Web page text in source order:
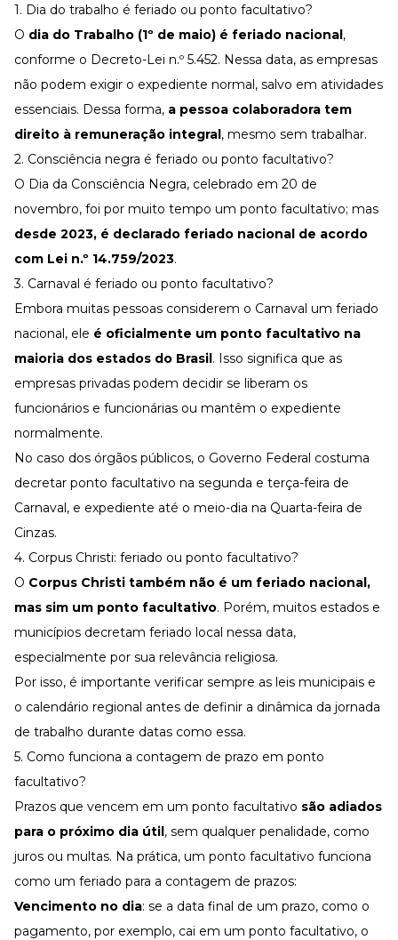
1. Dia do trabalho é feriado ou ponto facultativo?
O dia do Trabalho (1º de maio) é feriado nacional,
conforme o Decreto-Lei n.º 5.452. Nessa data, as empresas
não podem exigir o expediente normal, salvo em atividades
essenciais. Dessa forma, a pessoa colaboradora tem
direito à remuneração integral, mesmo sem trabalhar.
2. Consciência negra é feriado ou ponto facultativo?
O Dia da Consciência Negra, celebrado em 20 de
novembro, foi por muito tempo um ponto facultativo; mas
desde 2023, é declarado feriado nacional de acordo
com Lei n.º 14.759/2023.
3. Carnaval é feriado ou ponto facultativo?
Embora muitas pessoas considerem o Carnaval um feriado
nacional, ele é oficialmente um ponto facultativo na
maioria dos estados do Brasil. Isso significa que as
empresas privadas podem decidir se liberam os
funcionários e funcionárias ou mantêm o expediente
normalmente.
No caso dos órgãos públicos, o Governo Federal costuma
decretar ponto facultativo na segunda e terça-feira de
Carnaval, e expediente até o meio-dia na Quarta-feira de
Cinzas.
4. Corpus Christi: feriado ou ponto facultativo?
O Corpus Christi também não é um feriado nacional,
mas sim um ponto facultativo. Porém, muitos estados e
municípios decretam feriado local nessa data,
especialmente por sua relevância religiosa.
Por isso, é importante verificar sempre as leis municipais e
o calendário regional antes de definir a dinâmica da jornada
de trabalho durante datas como essa.
5. Como funciona a contagem de prazo em ponto
facultativo?
Prazos que vencem em um ponto facultativo são adiados
para o próximo dia útil, sem qualquer penalidade, como
juros ou multas. Na prática, um ponto facultativo funciona
como um feriado para a contagem de prazos:
Vencimento no dia: se a data final de um prazo, como o
pagamento, por exemplo, cai em um ponto facultativo, o